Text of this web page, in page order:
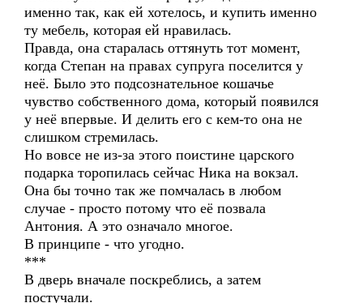
именно так, как ей хотелось, и купить именно
ту мебель, которая ей нравилась.
Правда, она старалась оттянуть тот момент,
когда Степан на правах супруга поселится у
неё. Было это подсознательное кошачье
чувство собственного дома, который появился
у неё впервые. И делить его с кем-то она не
слишком стремилась.
Но вовсе не из-за этого поистине царского
подарка торопилась сейчас Ника на вокзал.
Она бы точно так же помчалась в любом
случае - просто потому что её позвала
Антония. А это означало многое.
В принципе - что угодно.
***
В дверь вначале поскреблись, а затем
постучали.